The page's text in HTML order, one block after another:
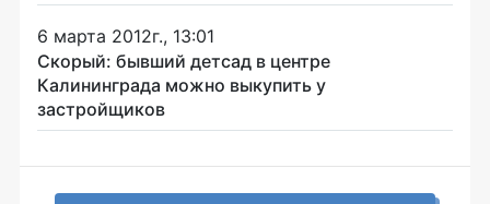
6 марта 2012г., 13:01
Скорый: бывший детсад в центре
Калининграда можно выкупить у
застройщиков